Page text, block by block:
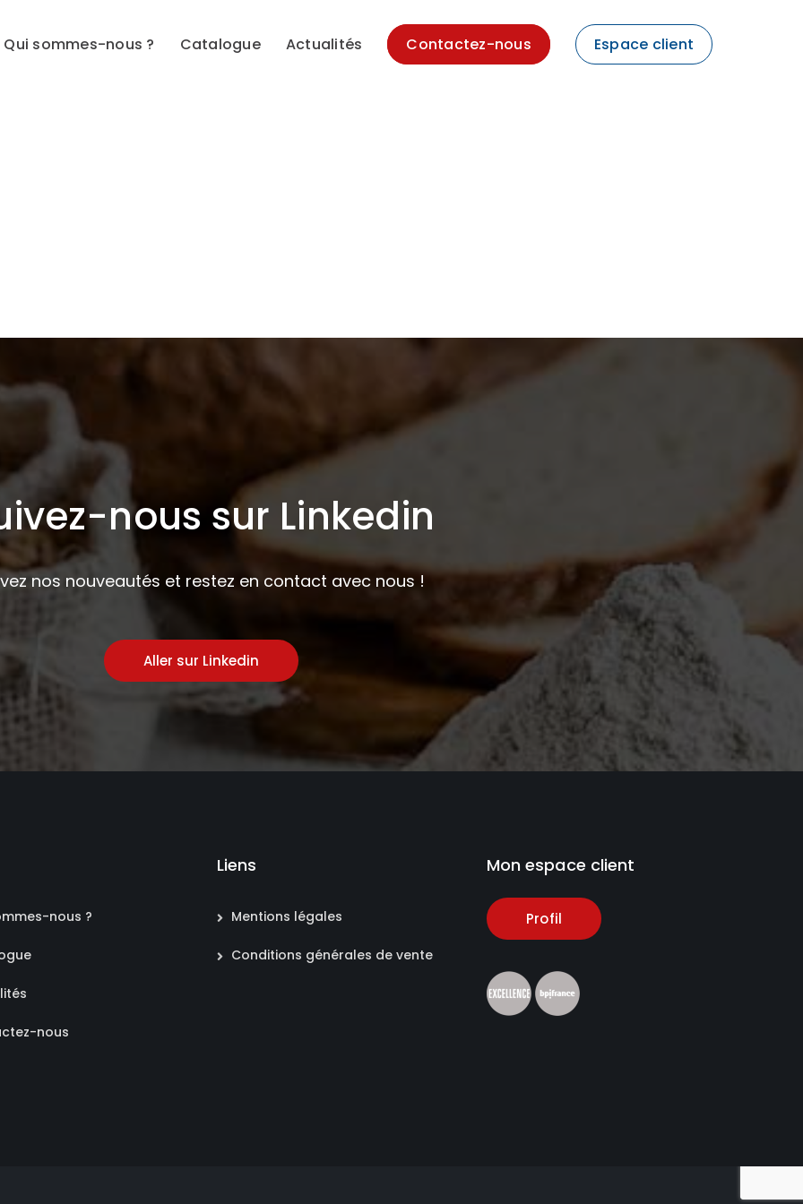
Qui sommes-nous ? Catalogue Actualités Contactez-nous Espace client
nous sur Linkedin
nos nouveautés et restez en contact avec nous !
Aller sur Linkedin
nous ?
nous
Liens
Mentions légales
Conditions générales de vente
Mon espace client
Profil